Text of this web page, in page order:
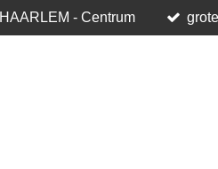
HAARLEM - Centrum